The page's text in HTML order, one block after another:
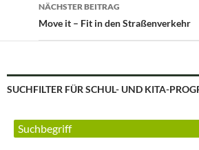
NÄCHSTER BEITRAG
Move it – Fit in den Straßenverkehr
SUCHFILTER FÜR SCHUL- UND KITA-